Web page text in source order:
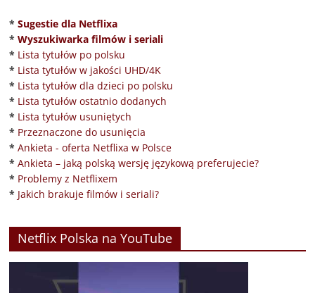
* Sugestie dla Netflixa
* Wyszukiwarka filmów i seriali
* Lista tytułów po polsku
* Lista tytułów w jakości UHD/4K
* Lista tytułów dla dzieci po polsku
* Lista tytułów ostatnio dodanych
* Lista tytułów usuniętych
* Przeznaczone do usunięcia
* Ankieta - oferta Netflixa w Polsce
* Ankieta – jaką polską wersję językową preferujecie?
* Problemy z Netflixem
* Jakich brakuje filmów i seriali?
Netflix Polska na YouTube